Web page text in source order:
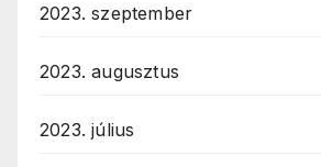
2023. szeptember
2023. augusztus
2023. július